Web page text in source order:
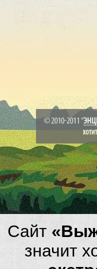
Сайт
значит